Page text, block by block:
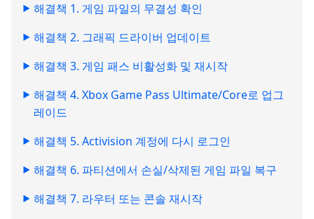
해결책 1. 게임 파일의 무결성 확인
해결책 2. 그래픽 드라이버 업데이트
해결책 3. 게임 패스 비활성화 및 재시작
해결책 4. Xbox Game Pass Ultimate/Core로 업그
레이드
해결책 5. Activision 계정에 다시 로그인
해결책 6. 파티션에서 손실/삭제된 게임 파일 복구
해결책 7. 라우터 또는 콘솔 재시작